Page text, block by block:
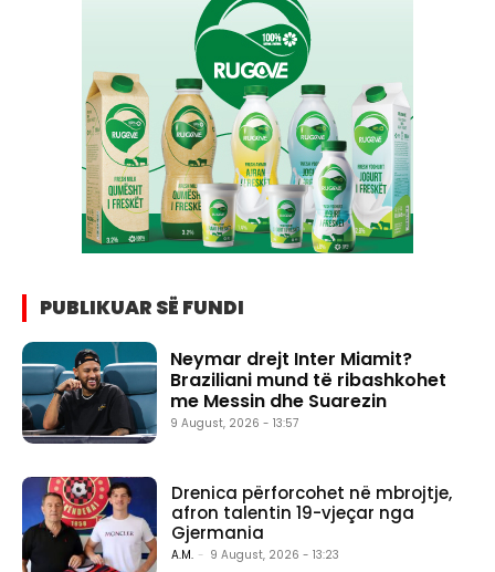
PUBLIKUAR SË FUNDI
Neymar drejt Inter Miamit?
Braziliani mund të ribashkohet
me Messin dhe Suarezin
9 August, 2026 - 13:57
Drenica përforcohet në mbrojtje,
afron talentin 19-vjeçar nga
Gjermania
A.M. - 9 August, 2026 - 13:23